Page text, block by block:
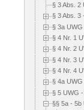
§ 3 Abs. 2
§ 3 Abs. 3
§ 3a
§ 4 Nr. 1
§ 4 Nr. 2
§ 4 Nr. 3
§ 4 Nr. 4
§ 4a
§ 5 UWG
§§ 5a - 5b